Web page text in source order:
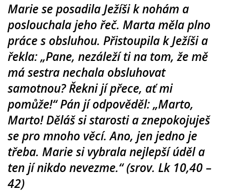
Marie se posadila Ježíši k nohám a
poslouchala jeho řeč. Marta měla plno
práce s obsluhou. Přistoupila k Ježíši a
řekla: „Pane, nezáleží ti na tom, že mě
má sestra nechala obsluhovat
samotnou? Řekni jí přece, ať mi
pomůže!“ Pán jí odpověděl: „Marto,
Marto! Děláš si starosti a znepokojuješ
se pro mnoho věcí. Ano, jen jedno je
třeba. Marie si vybrala nejlepší úděl a
ten jí nikdo nevezme.“ (srov. Lk 10,40 –
42)